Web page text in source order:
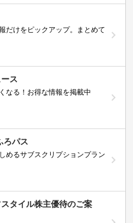
だけをピックアップ。まとめて
ス
なる！お得な情報を掲載中
ろパス
めるサブスクリプションプラン
スタイル株主優待のご案